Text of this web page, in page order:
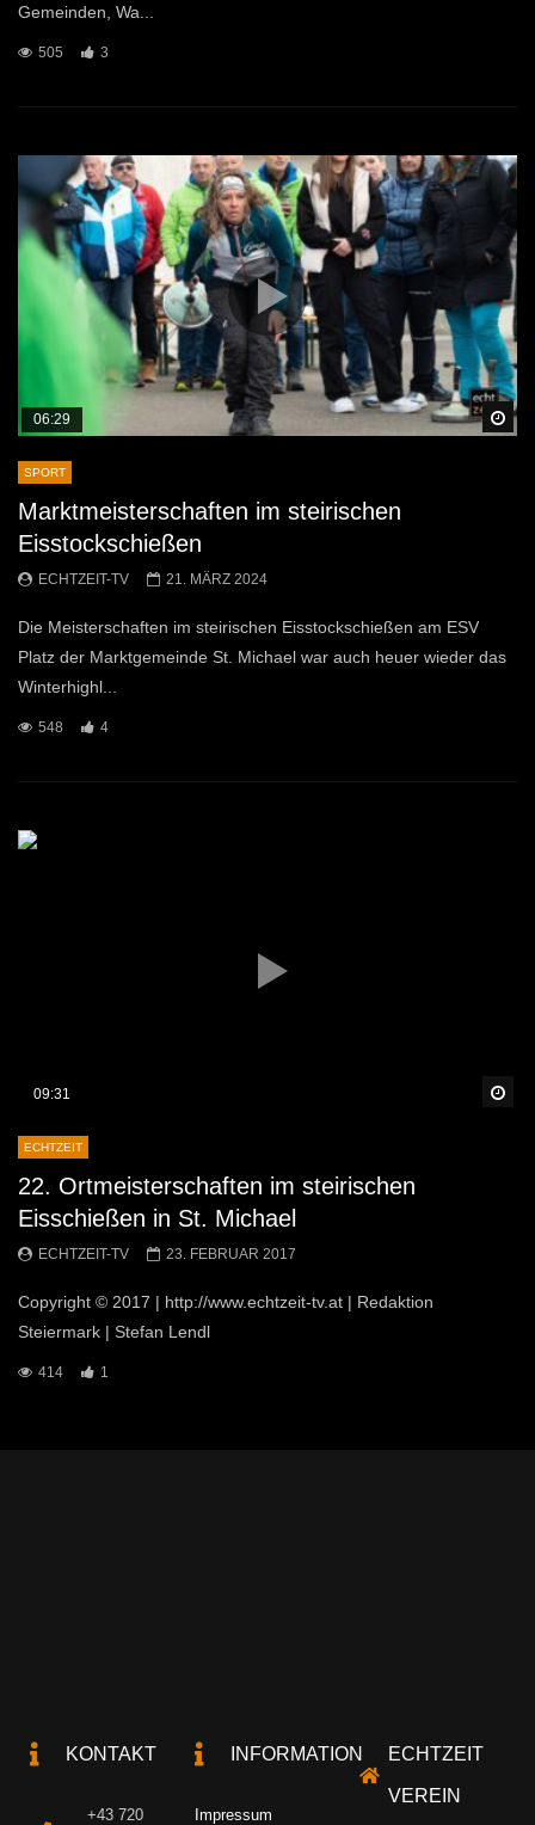
Gemeinden, Wa...
505 3
06:29
SPORT
Marktmeisterschaften im steirischen
Eisstockschießen
ECHTZEIT-TV 21. MÄRZ 2024
Die Meisterschaften im steirischen Eisstockschießen am ESV
Platz der Marktgemeinde St. Michael war auch heuer wieder das
Winterhighl...
548 4
09:31
ECHTZEIT
22. Ortmeisterschaften im steirischen
Eisschießen in St. Michael
ECHTZEIT-TV 23. FEBRUAR 2017
Copyright © 2017 | http://www.echtzeit-tv.at | Redaktion
Steiermark | Stefan Lendl
414 1
KONTAKT
+43 720
INFORMATION
Impressum
ECHTZEIT
VEREIN